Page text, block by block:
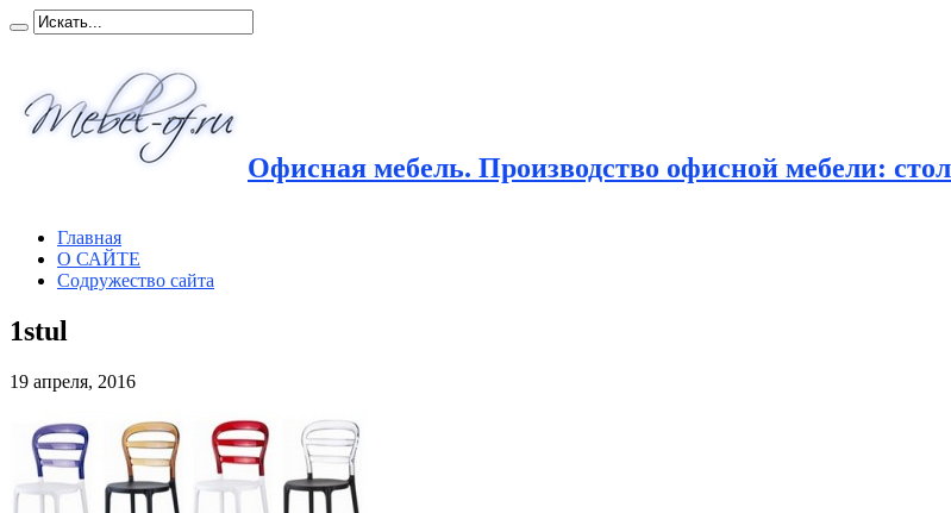
Офисная мебель. Производство офисной мебели:
Главная
О САЙТЕ
Содружество сайта
1stul
19 апреля, 2016